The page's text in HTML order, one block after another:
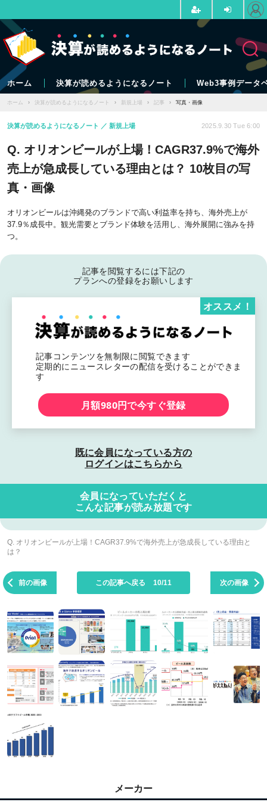
ホーム 決算が読めるようになるノート Web3事例データ
ホーム › 決算が読めるようになるノート › 新規上場 › 記事 › 写真・画像
Q. オリオンビールが上場！CAGR37.9%で海外
売上が急成長している理由とは？ 10枚目の写
真・画像
オリオンビールは沖縄発のブランドで高い利益率を持ち、海外売上が
37.9％成長中。観光需要とブランド体験を活用し、海外展開に強みを持
つ。
決算が読めるようになるノート 新規上場 2025.9.30 Tue 6:00
記事を閲覧するには下記の
プランへの登録をお願いします
記事コンテンツを無制限に閲覧できます
定期的にニュースレターの配信を受けることができま
す
オススメ！
月額980円で今すぐ登録
既に会員になっている方の
ログインはこちらから
会員になっていただくと
こんな記事が読み放題です
Q. オリオンビールが上場！CAGR37.9%で海外売上が急成長している理由と
は？
前の画像 次の画像
この記事へ戻る 10/11
メーカー